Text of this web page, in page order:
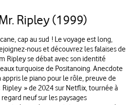
Ripley (1999)
cap au sud ! Le voyage est long,
nous et découvrez les falaises de
Ripley se débat avec son identité
turquoise de Positanoing. Anecdote
le piano pour le rôle, preuve de
Ripley » de 2024 sur Netflix, tournée à
neuf sur les paysages